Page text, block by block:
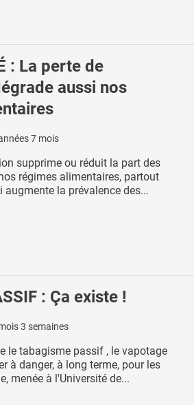
: La perte de
aussi nos
7 mois
supprime ou réduit la part des
régimes alimentaires, partout
augmente la prévalence des...
: Ça existe !
3 semaines
le tabagisme passif , le vapotage
à danger, à long terme, pour les
menée à l'Université de...